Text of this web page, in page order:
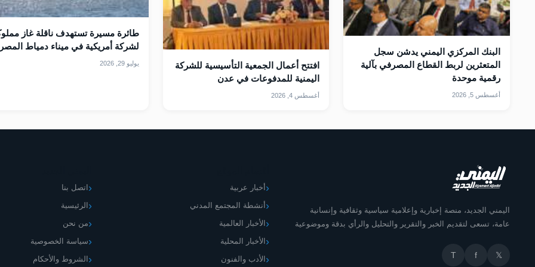
البنك المركزي اليمني يدشن سجل
المتعثرين لربط القطاع المصرفي بآلية
رقمية موحدة
أغسطس 5, 2026
افتتح أعمال الجمعية التأسيسية للشركة
اليمنية للمدفوعات في عدن
أغسطس 4, 2026
طائرة مسيرة تستهدف ​ناقلة غاز
لشركة أمريكية في ميناء دمياط
يوليو 29, 2026
اليمني الجديد، منصة إخبارية وإعلامية سياسية وثقافية وإنسانية
عامة، تسعى لتقديم الخبر والتقرير والتحليل والرأي بدقة وموضوعية
𝕏
f
T
أخبار عربية
أنشطة المجتمع المدني
الأخبار العالمية
الأخبار المحلية
الأدب والفنون
اتصل بنا
الرئيسية
من نحن
سياسة الخصوصية
الشروط والأحكام